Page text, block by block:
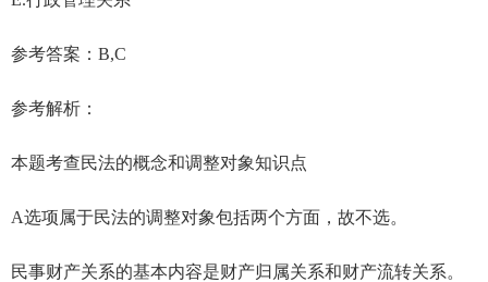
参考答案：B,C
参考解析：
本题考查民法的概念和调整对象知识点
A选项属于民法的调整对象包括两个方面，故不选。
民事财产关系的基本内容是财产归属关系和财产流转关系。